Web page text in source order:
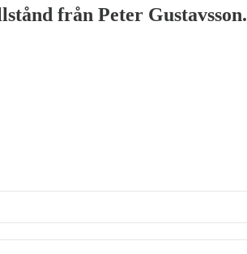
från Peter Gustavsson.